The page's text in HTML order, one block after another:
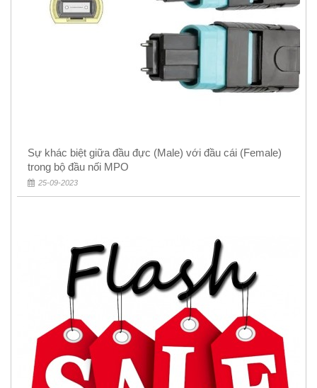
Sự khác biệt giữa đầu đực (Male) với đầu cái (Female)
trong bộ đầu nối MPO
25-09-2023